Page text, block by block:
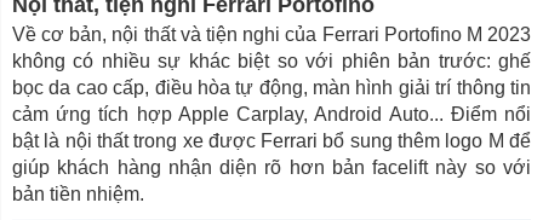
Về cơ bản, nội thất và tiện nghi của Ferrari Portofino M 2023
không có nhiều sự khác biệt so với phiên bản trước: ghế
bọc da cao cấp, điều hòa tự động, màn hình giải trí thông tin
cảm ứng tích hợp Apple Carplay, Android Auto... Điểm nổi
bật là nội thất trong xe được Ferrari bổ sung thêm logo M để
giúp khách hàng nhận diện rõ hơn bản facelift này so với
bản tiền nhiệm.